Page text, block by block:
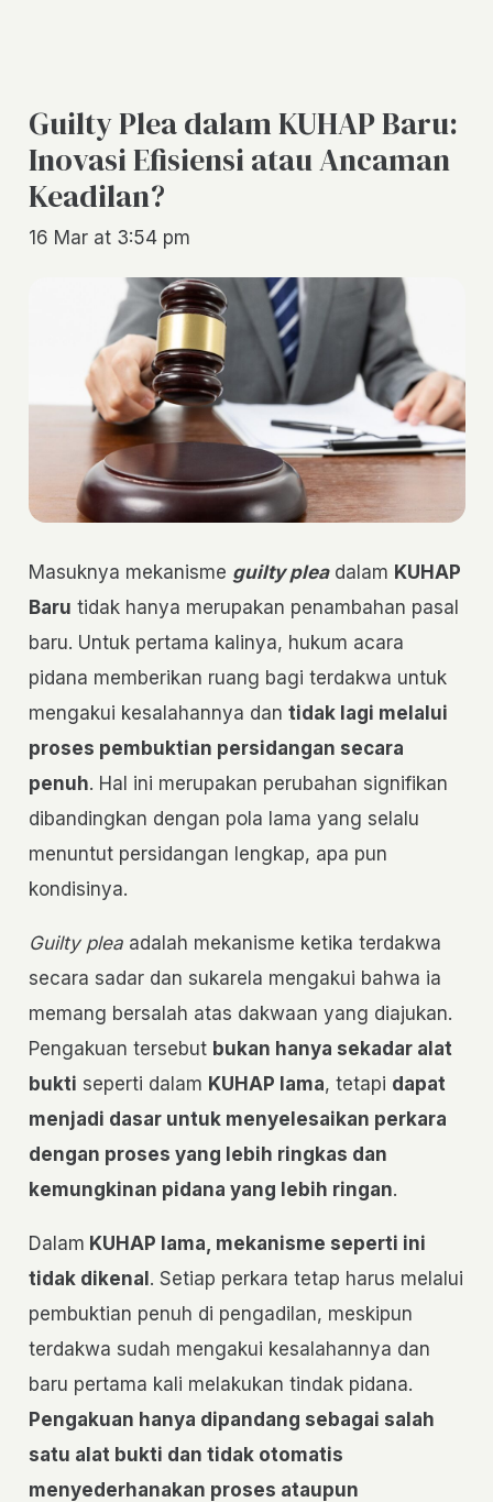
Guilty Plea dalam KUHAP Baru:
Inovasi Efisiensi atau Ancaman
Keadilan?
16 Mar at 3:54 pm
Masuknya mekanisme guilty pleadalam KUHAP
Baru tidak hanya merupakan penambahan pasal
baru. Untuk pertama kalinya, hukum acara
pidana memberikan ruang bagi terdakwa untuk
mengakui kesalahannya dan tidak lagi melalui
proses pembuktian persidangan secara
penuh. Hal ini merupakan perubahan signifikan
dibandingkan dengan pola lama yang selalu
menuntut persidangan lengkap, apa pun
kondisinya.
Guilty pleaadalah mekanisme ketika terdakwa
secara sadar dan sukarela mengakui bahwa ia
memang bersalah atas dakwaan yang diajukan.
Pengakuan tersebut bukan hanya sekadar alat
bukti seperti dalam KUHAP lama, tetapi dapat
menjadi dasar untuk menyelesaikan perkara
dengan proses yang lebih ringkas dan
kemungkinan pidana yang lebih ringan.
Dalam KUHAP lama, mekanisme seperti ini
tidak dikenal. Setiap perkara tetap harus melalui
pembuktian penuh di pengadilan, meskipun
terdakwa sudah mengakui kesalahannya dan
baru pertama kali melakukan tindak pidana.
Pengakuan hanya dipandang sebagai salah
satu alat bukti dan tidak otomatis
menyederhanakan proses ataupun